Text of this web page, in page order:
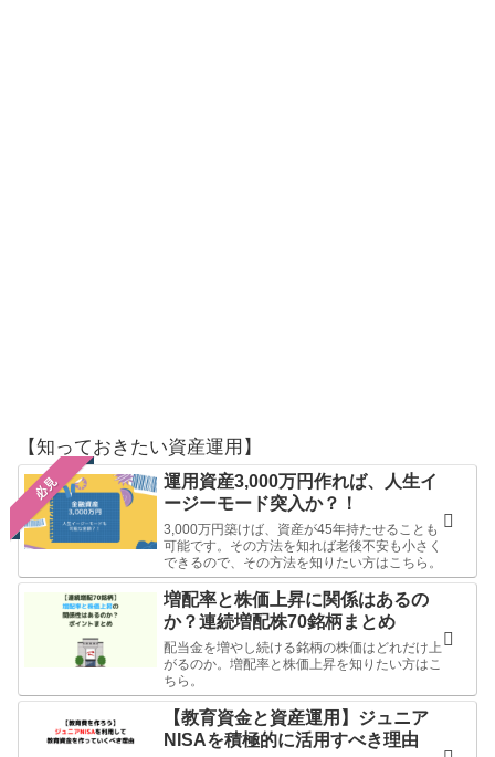
【知っておきたい資産運用】
必見
運用資産3,000万円作れば、人生イ
ージーモード突入か？！
3,000万円築けば、資産が45年持たせることも
可能です。その方法を知れば老後不安も小さく
できるので、その方法を知りたい方はこちら。
増配率と株価上昇に関係はあるの
か？連続増配株70銘柄まとめ
配当金を増やし続ける銘柄の株価はどれだけ上
がるのか。増配率と株価上昇を知りたい方はこ
ちら。
【教育資金と資産運用】ジュニア
NISAを積極的に活用すべき理由